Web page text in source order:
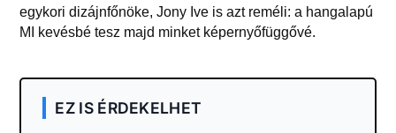
egykori dizájnfőnöke, Jony Ive is azt reméli: a hangalapú
MI kevésbé tesz majd minket képernyőfüggővé.
EZ IS ÉRDEKELHET